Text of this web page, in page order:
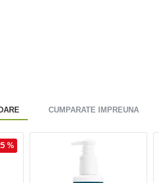
CUMPARATE IMPREUNA
%